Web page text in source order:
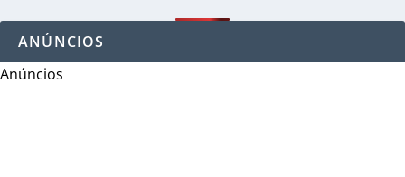
ANÚNCIOS
Anúncios